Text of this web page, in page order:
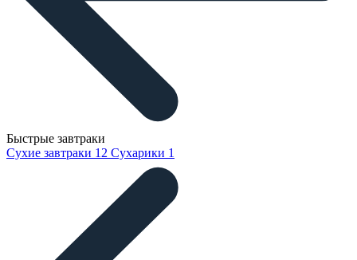
Быстрые завтраки
Сухие завтраки 12 Сухарики 1